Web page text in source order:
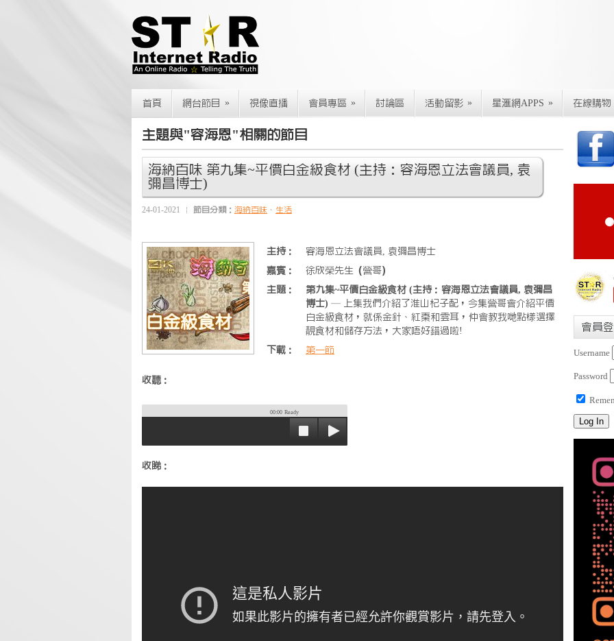
首頁 網台節目 » 視像直播 會員專區 » 討論區 活動留影 » 星滙網APPS » 在線購物
主題與"容海恩"相關的節目
海納百味 第九集~平價白金級食材 (主持：容海恩立法會議員, 袁
彌昌博士)
24-01-2021 節目分類： 海納百味 、 生活
主持：
容海恩立法會議員, 袁彌昌博士
嘉賓：
徐欣榮先生（營哥）
主題：
第九集~平價白金級食材 (主持：容海恩立法會議員, 袁彌昌
博士) — 上集我們介紹了淮山杞子配，今集營哥會介紹平價
白金級食材，就係金針、紅棗和雲耳，仲會教我哋點樣選擇
靚食材和儲存方法，大家唔好錯過啦!
下載：
第一節
收聽：
00:00 Ready
收睇：
會員
Username
Password